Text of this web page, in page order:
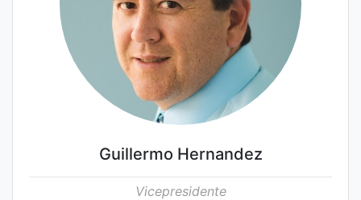
Guillermo Hernandez
Vicepresidente